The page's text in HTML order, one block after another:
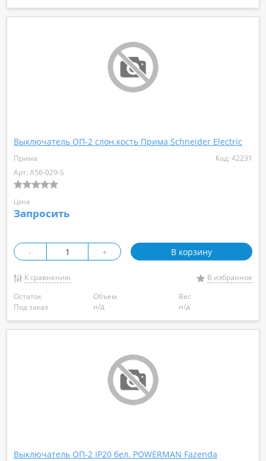
Выключатель ОП-2 слон.кость Прима Schneider Electric
Прима
Код: 42231
Арт: A56-029-S
Цена
Запросить
- + В корзину
К сравнению
В избранное
Остаток
Под заказ
Объем
н/д
Вес
н/д
Выключатель ОП-2 IP20 бел. POWERMAN Fazenda